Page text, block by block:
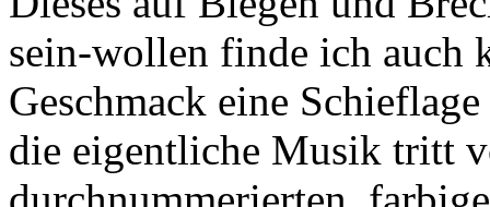
sein-wollen finde ich auch
Geschmack eine
die eigentliche Musik tritt